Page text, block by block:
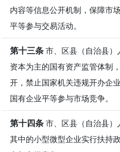
内容等信息公开机制，保障市
平等参与交易活动。
第十三条市、区县（自治县
资本为主的国有资产监管体制
开，禁止国家机关违规开办企
国有企业平等参与市场竞争。
第十四条市、区县（自治县
其中的小型微型企业实行扶持